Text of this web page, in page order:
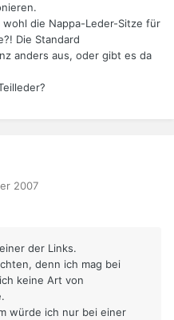
die Nappa-Leder-Sitze für
Die Standard
anders aus, oder gibt es da
2007
der Links.
denn ich mag bei
keine Art von
würde ich nur bei einer